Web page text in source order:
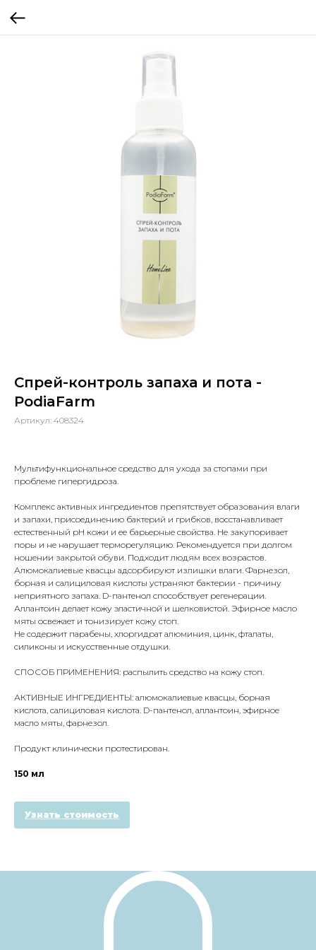
Спрей-контроль запаха и пота -
PodiaFarm
Артикул: 408324
Мультифункциональное средство для ухода за стопами при
проблеме гипергидроза.
Комплекс активных ингредиентов препятствует образования влаги
и запахи, присоединению бактерий и грибков, восстанавливает
естественный рН кожи и ее барьерные свойства. Не закупоривает
поры и не нарушает терморегуляцию. Рекомендуется при долгом
ношении закрытой обуви. Подходит людям всех возрастов.
Алюмокалиевые квасцы адсорбируют излишки влаги. Фарнезол,
борная и салициловая кислоты устраняют бактерии - причину
неприятного запаха. D-пантенол способствует регенерации.
Аллантоин делает кожу эластичной и шелковистой. Эфирное масло
мяты освежает и тонизирует кожу стоп.
Не содержит парабены, хлоргидрат алюминия, цинк, фталаты,
силиконы и искусственные отдушки.
СПОСОБ ПРИМЕНЕНИЯ: распылить средство на кожу стоп.
АКТИВНЫЕ ИНГРЕДИЕНТЫ: алюмокалиевые квасцы, борная
кислота, салициловая кислота. D-пантенол, аллантоин, эфирное
масло мяты, фарнезол.
Продукт клинически протестирован.
150 мл
Узнать стоимость